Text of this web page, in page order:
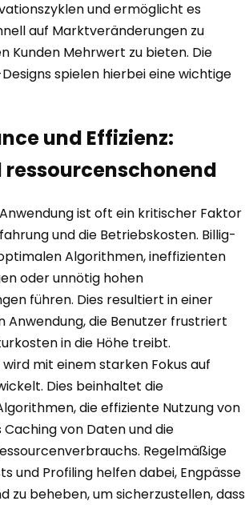
und ermöglicht es
auf Marktveränderungen zu
Kunden Mehrwert zu bieten. Die
spielen hierbei eine wichtige
und Effizienz:
ressourcenschonend
ist oft ein kritischer Faktor
und die Betriebskosten. Billig-
Algorithmen, ineffizienten
oder unnötig hohen
führen. Dies resultiert in einer
Anwendung, die Benutzer frustriert
in die Höhe treibt.
mit einem starken Fokus auf
Dies beinhaltet die
die effiziente Nutzung von
von Daten und die
Regelmäßige
und Profiling helfen dabei, Engpässe
zu beheben, um sicherzustellen, dass